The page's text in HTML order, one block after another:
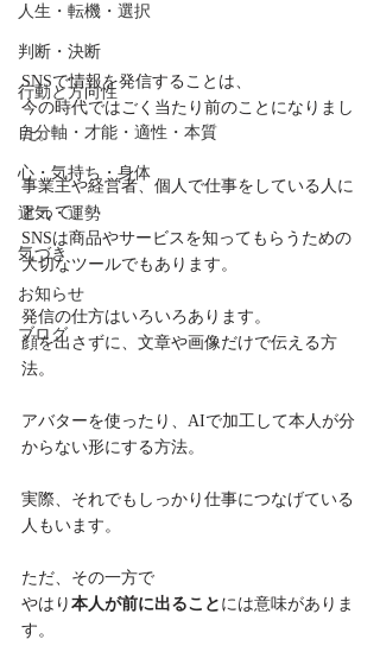
人生・転機・選択
判断・決断
行動と方向性
自分軸・才能・適性・本質
心・気持ち・身体
運気・運勢
気づき
お知らせ
ブログ
SNSで情報を発信することは、
今の時代ではごく当たり前のことになりまし
た。
事業主や経営者、個人で仕事をしている人に
とって、
SNSは商品やサービスを知ってもらうための
大切なツールでもあります。
発信の仕方はいろいろあります。
顔を出さずに、文章や画像だけで伝える方
法。
アバターを使ったり、AIで加工して本人が分
からない形にする方法。
実際、それでもしっかり仕事につなげている
人もいます。
ただ、その一方で
やはり 本人が前に出ること には意味がありま
す。